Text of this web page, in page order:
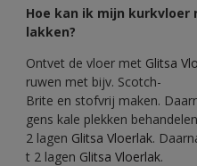
Hoe kan ik mijn
lakken?
Ontvet de vloer met Glitsa
ruwen met bijv. Scotch-
Brite en stofvrij maken.
gens kale plekken
2 lagen Glitsa Vloerlak.
t 2 lagen Glitsa Vloerlak.